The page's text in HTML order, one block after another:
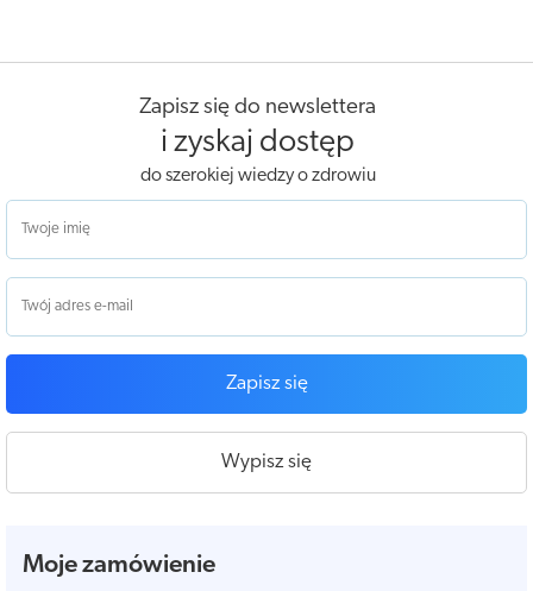
Zapisz się do newslettera
i zyskaj dostęp
do szerokiej wiedzy o zdrowiu
Zapisz się
Wypisz się
Moje zamówienie